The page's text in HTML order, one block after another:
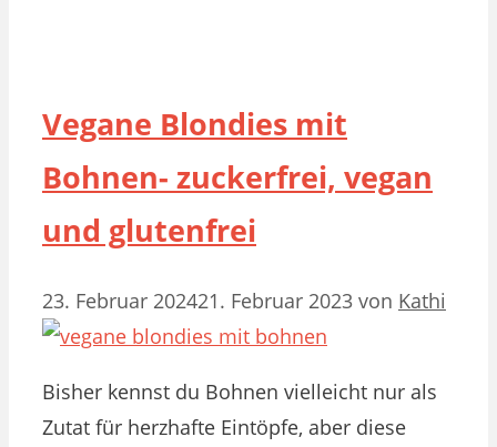
Vegane Blondies mit
Bohnen- zuckerfrei, vegan
und glutenfrei
23. Februar 202421. Februar 2023 von Kathi
Bisher kennst du Bohnen vielleicht nur als
Zutat für herzhafte Eintöpfe, aber diese